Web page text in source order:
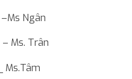
–Ms Ngân
– Ms. Trân
_ Ms.Tâm